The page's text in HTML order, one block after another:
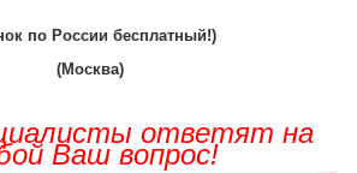
по России бесплатный!)
(Москва)
ответят на
Ваш вопрос!